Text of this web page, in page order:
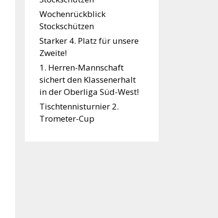
Wochenrückblick
Stockschützen
Starker 4. Platz für unsere
Zweite!
1. Herren-Mannschaft
sichert den Klassenerhalt
in der Oberliga Süd-West!
Tischtennisturnier 2.
Trometer-Cup